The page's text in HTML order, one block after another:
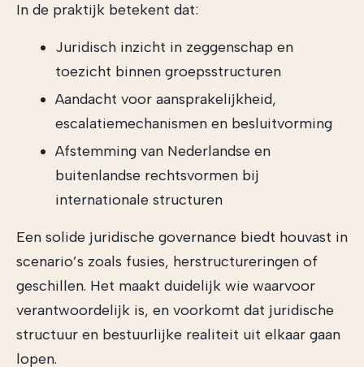
In de praktijk betekent dat:
Juridisch inzicht in zeggenschap en
toezicht binnen groepsstructuren
Aandacht voor aansprakelijkheid,
escalatiemechanismen en besluitvorming
Afstemming van Nederlandse en
buitenlandse rechtsvormen bij
internationale structuren
Een solide juridische governance biedt houvast in
scenario’s zoals fusies, herstructureringen of
geschillen. Het maakt duidelijk wie waarvoor
verantwoordelijk is, en voorkomt dat juridische
structuur en bestuurlijke realiteit uit elkaar gaan
lopen.